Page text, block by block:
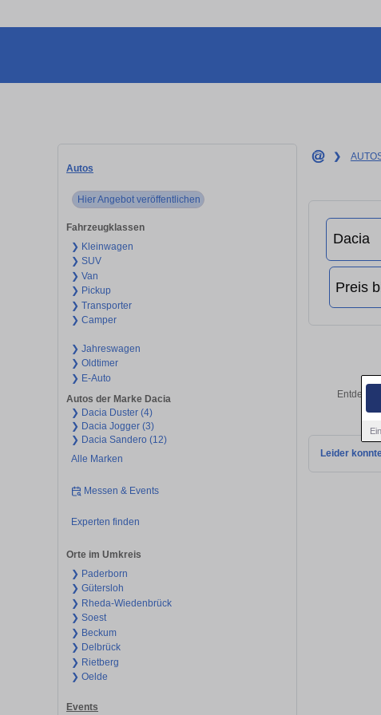
Autos
Hier Angebot veröffentlichen
Fahrzeugklassen
❯ Kleinwagen
❯ SUV
❯ Van
❯ Pickup
❯ Transporter
❯ Camper
❯ Jahreswagen
❯ Oldtimer
❯ E-Auto
Autos der Marke Dacia
❯ Dacia Duster (4)
❯ Dacia Jogger (3)
❯ Dacia Sandero (12)
Alle Marken
Messen & Events
Experten finden
Orte im Umkreis
❯ Paderborn
❯ Gütersloh
❯ Rheda-Wiedenbrück
❯ Soest
❯ Beckum
❯ Delbrück
❯ Rietberg
❯ Oelde
Events
❯
Leider